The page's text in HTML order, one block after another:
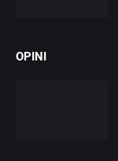
OPINI